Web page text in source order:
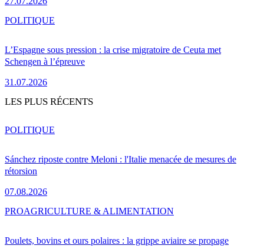
L’Espagne sous pression : la crise migratoire de Ceuta met
Schengen à l’épreuve
31.07.2026
POLITIQUE
LES PLUS RÉCENTS
Sánchez riposte contre Meloni : l'Italie menacée de mesures de
rétorsion
07.08.2026
POLITIQUE
Poulets, bovins et ours polaires : la grippe aviaire se propage
PROAGRICULTURE & ALIMENTATION